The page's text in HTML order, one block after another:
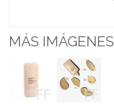
MÁS IMÁGENES